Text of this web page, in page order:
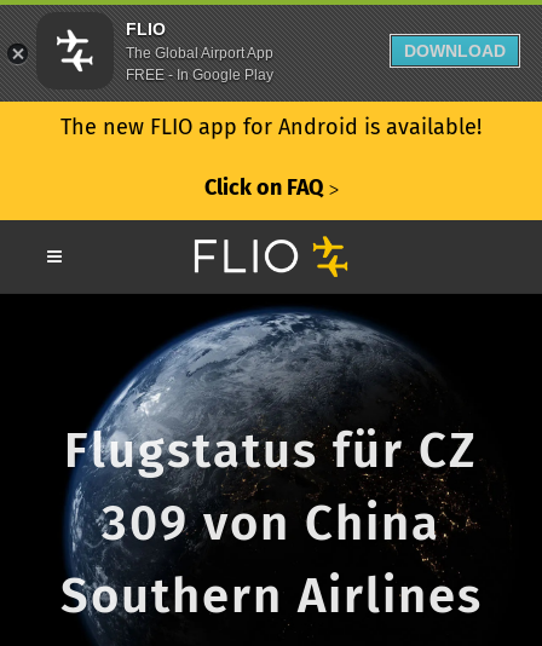
The new FLIO app for Android is available!
Click on FAQ ᐳ
Flugstatus für CZ
309 von China
Southern Airlines
FLIO
The Global Airport App
FREE - In Google Play
DOWNLOAD